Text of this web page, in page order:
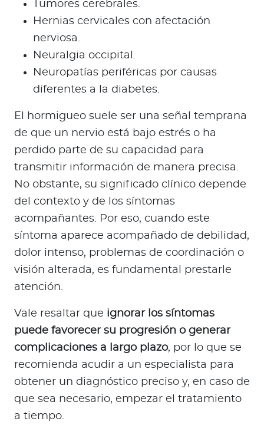
Tumores cerebrales.
Hernias cervicales con afectación
nerviosa.
Neuralgia occipital.
Neuropatías periféricas por causas
diferentes a la diabetes.
El hormigueo suele ser una señal temprana
de que un nervio está bajo estrés o ha
perdido parte de su capacidad para
transmitir información de manera precisa.
No obstante, su significado clínico depende
del contexto y de los síntomas
acompañantes. Por eso, cuando este
síntoma aparece acompañado de debilidad,
dolor intenso, problemas de coordinación o
visión alterada, es fundamental prestarle
atención.
Vale resaltar que ignorar los síntomas
puede favorecer su progresión o generar
complicaciones a largo plazo, por lo que se
recomienda acudir a un especialista para
obtener un diagnóstico preciso y, en caso de
que sea necesario, empezar el tratamiento
a tiempo.